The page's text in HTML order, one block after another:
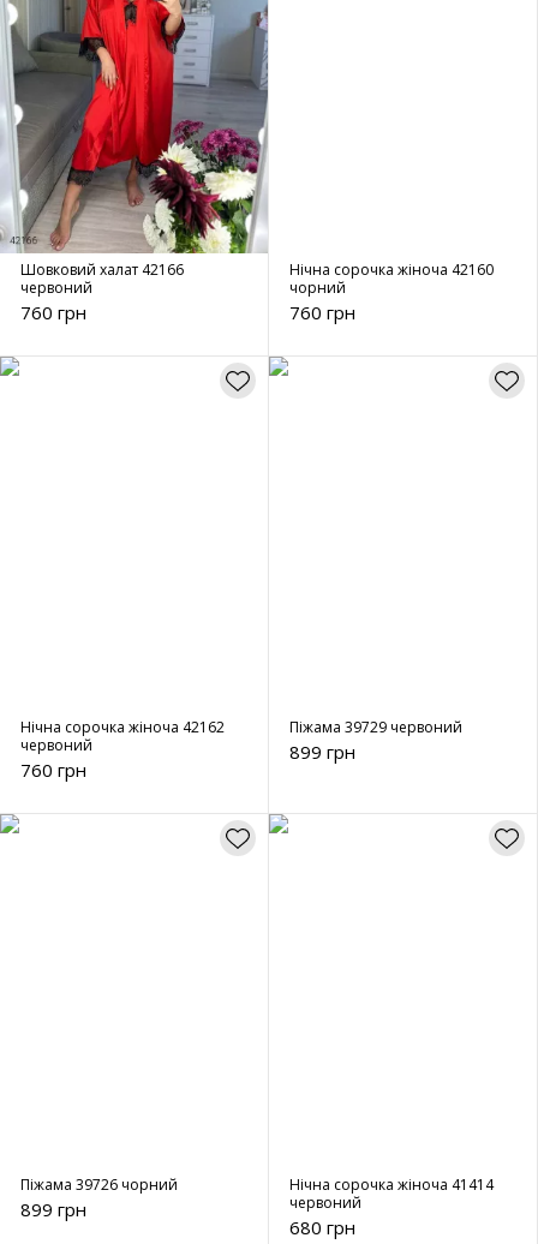
Шовковий халат 42166
червоний
760 грн
Нічна сорочка жіноча 42160
чорний
760 грн
Нічна сорочка жіноча 42162
червоний
760 грн
Піжама 39729 червоний
899 грн
Піжама 39726 чорний
899 грн
Нічна сорочка жіноча 41414
червоний
680 грн